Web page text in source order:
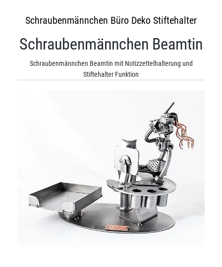
Schraubenmännchen Büro Deko Stiftehalter
Schraubenmännchen Beamtin
Schraubenmännchen Beamtin mit Notizzettelhalterung und
Stiftehalter Funktion